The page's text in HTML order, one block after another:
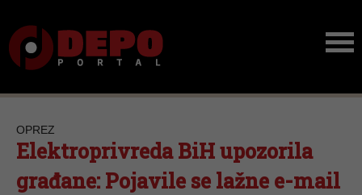
OPREZ
Elektroprivreda BiH upozorila
građane: Pojavile se lažne e-mail